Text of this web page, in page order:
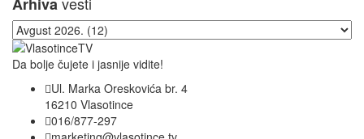
Arhiva
Da bolje čujete i jasnije vidite!
Ul. Marka Oreskovića br. 4
16210 Vlasotince
016/877-297